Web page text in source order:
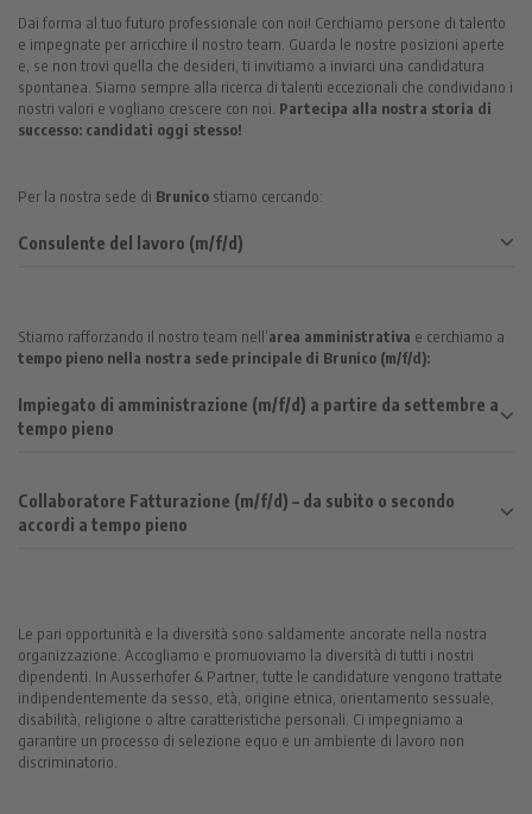
Dai forma al tuo futuro professionale con noi! Cerchiamo persone di talento
e impegnate per arricchire il nostro team. Guarda le nostre posizioni aperte
e, se non trovi quella che desideri, ti invitiamo a inviarci una candidatura
spontanea. Siamo sempre alla ricerca di talenti eccezionali che condividano i
nostri valori e vogliano crescere con noi. Partecipa alla nostra storia di
successo: candidati oggi stesso!
Per la nostra sede di Brunico stiamo cercando:
Consulente del lavoro (m/f/d)
Stiamo rafforzando il nostro team nell’area amministrativa e cerchiamo a
tempo pieno nella nostra sede principale di Brunico (m/f/d):
Impiegato di amministrazione (m/f/d) a partire da settembre a
tempo pieno
Collaboratore Fatturazione (m/f/d) – da subito o secondo
accordi a tempo pieno
Le pari opportunità e la diversità sono saldamente ancorate nella nostra
organizzazione. Accogliamo e promuoviamo la diversità di tutti i nostri
dipendenti. In Ausserhofer & Partner, tutte le candidature vengono trattate
indipendentemente da sesso, età, origine etnica, orientamento sessuale,
disabilità, religione o altre caratteristiche personali. Ci impegniamo a
garantire un processo di selezione equo e un ambiente di lavoro non
discriminatorio.